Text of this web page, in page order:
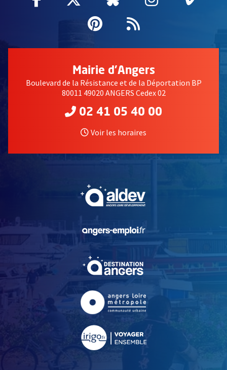
Pinterest
, Ouvre une
Flux RSS
Mairie d'Angers
Boulevard de la Résistance et de la Déportation BP
80011 49020 ANGERS Cedex 02
02 41 05 40 00
Voir les horaires
, Ouvre une nouvelle
, Ouvre une nouvelle